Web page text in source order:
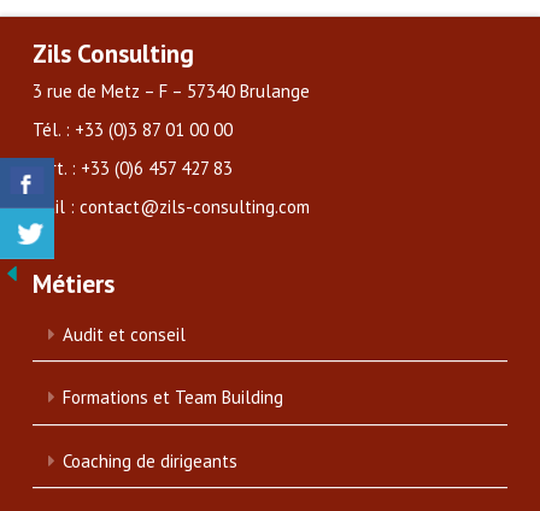
Zils Consulting
3 rue de Metz – F – 57340 Brulange
Tél. : +33 (0)3 87 01 00 00
Port. : +33 (0)6 457 427 83
Mail : contact@zils-consulting.com
Métiers
Audit et conseil
Formations et Team Building
Coaching de dirigeants